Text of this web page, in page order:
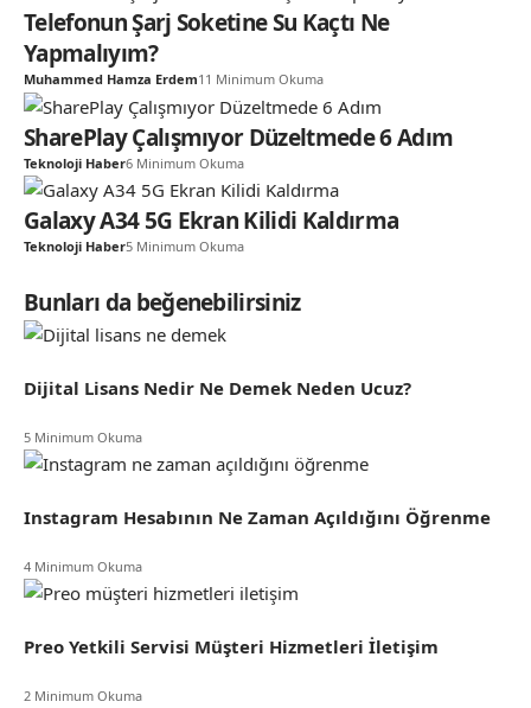
Telefonun Şarj Soketine Su Kaçtı Ne
Yapmalıyım?
Muhammed Hamza Erdem11 Minimum Okuma
SharePlay Çalışmıyor Düzeltmede 6 Adım
Teknoloji Haber6 Minimum Okuma
Galaxy A34 5G Ekran Kilidi Kaldırma
Teknoloji Haber5 Minimum Okuma
Bunları da beğenebilirsiniz
Dijital Lisans Nedir Ne Demek Neden Ucuz?
5 Minimum Okuma
Instagram Hesabının Ne Zaman Açıldığını Öğrenme
4 Minimum Okuma
Preo Yetkili Servisi Müşteri Hizmetleri İletişim
2 Minimum Okuma